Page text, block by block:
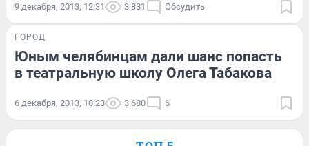
9 декабря, 2013, 12:31 3 831 Обсудить
ГОРОД
Юным челябинцам дали шанс попасть
в театральную школу Олега Табакова
6 декабря, 2013, 10:23 3 680 6